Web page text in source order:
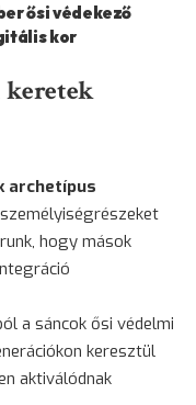
ősi védekező
kor
keretek
archetípus
hogy mások
a sáncok ősi védelmi
keresztül
aktiválódnak